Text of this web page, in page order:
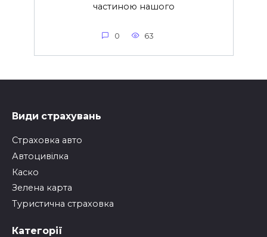
частиною нашого
0 63
Види страхувань
Страховка авто
Автоцивілка
Каско
Зелена карта
Туристична страховка
Категорії